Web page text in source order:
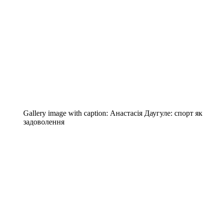
Gallery image with caption: Анастасія Даугуле: спорт як
задоволення